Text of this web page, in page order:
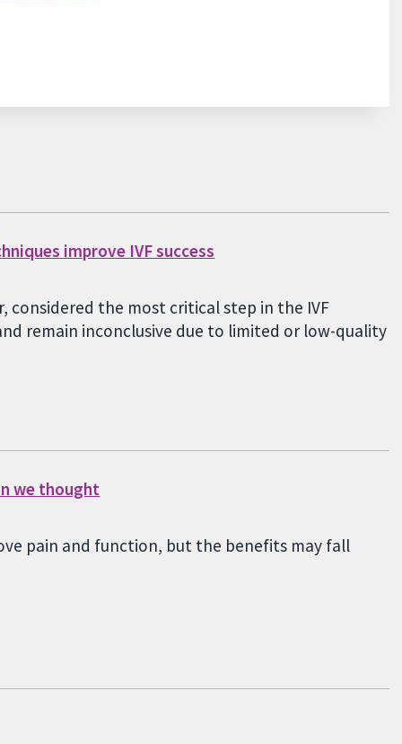
improve IVF success
the most critical step in the IVF
remain inconclusive due to limited or low-quality
we thought
pain and function, but the benefits may fall